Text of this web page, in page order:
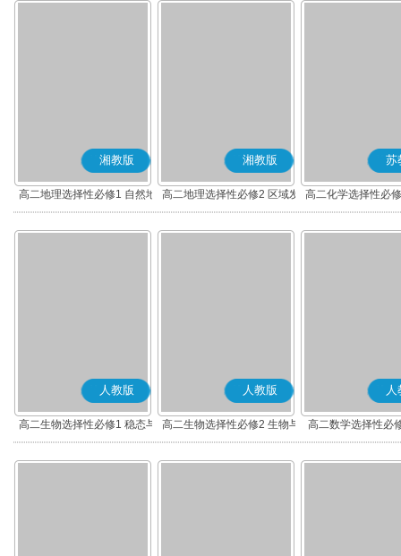
湘教版
高二地理选择性必修1 自然地
理基础
湘教版
高二地理选择性必修2 区域发
展
苏
高二化学选择性必
应原理
人教版
高二生物选择性必修1 稳态与
调节
人教版
高二生物选择性必修2 生物与
环境
人
高二数学选择性必
(A版)